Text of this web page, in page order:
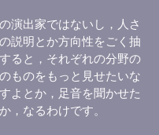
演出家ではないし，人さ
説明とか方向性をごく抽
ると，それぞれの分野の
ものをもっと見せたいな
よとか，足音を聞かせた
，なるわけです。